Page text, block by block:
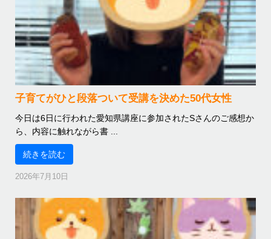
子育てがひと段落ついて受講を決めた50代女性
今日は6日に行われた愛知県講座に参加されたSさんのご感想か
ら、内容に触れながら書 ...
続きを読む
2026年7月10日